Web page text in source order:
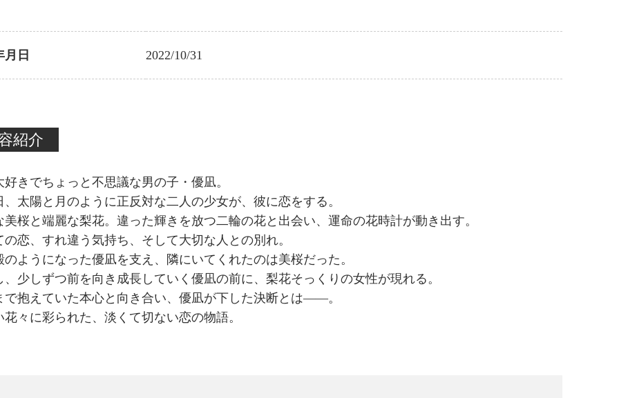
月日 2022/10/31
紹介
好きでちょっと不思議な男の子・優凪。
、太陽と月のように正反対な二人の少女が、彼に恋をする。
美桜と端麗な梨花。違った輝きを放つ二輪の花と出会い、運命の花時計が動き出す。
の恋、すれ違う気持ち、そして大切な人との別れ。
のようになった優凪を支え、隣にいてくれたのは美桜だった。
、少しずつ前を向き成長していく優凪の前に、梨花そっくりの女性が現れる。
で抱えていた本心と向き合い、優凪が下した決断とは――。
花々に彩られた、淡くて切ない恋の物語。